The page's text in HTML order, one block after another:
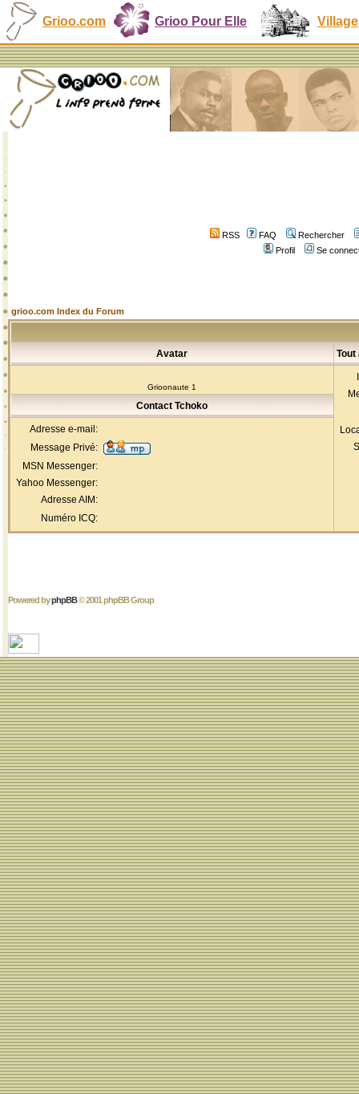
Grioo.com Grioo Pour Elle Village
RSS FAQ
Rechercher
Profil
Se
grioo.com Index du Forum
Avatar Tout
Grioonaute 1
Contact Tchoko
Adresse e-mail:
Message Privé:
MSN Messenger:
Yahoo Messenger:
Adresse AIM:
Numéro ICQ:
Powered byphpBB© 2001 phpBB Group